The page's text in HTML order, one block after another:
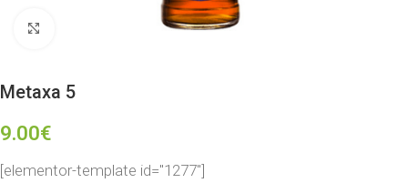
Metaxa 5
9.00€
[elementor-template id="1277"]